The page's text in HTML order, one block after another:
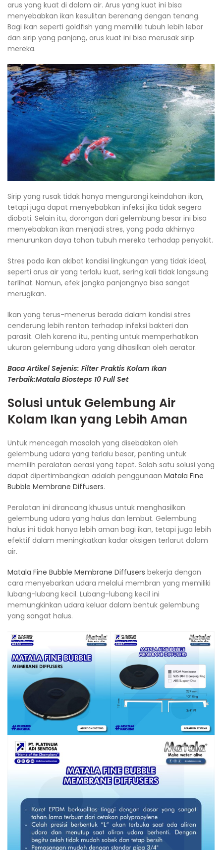
arus yang kuat di dalam air. Arus yang kuat ini bisa
menyebabkan ikan kesulitan berenang dengan tenang.
Bagi ikan seperti goldfish yang memiliki tubuh lebih lebar
dan sirip yang panjang, arus kuat ini bisa merusak sirip
mereka.
Sirip yang rusak tidak hanya mengurangi keindahan ikan,
tetapi juga dapat menyebabkan infeksi jika tidak segera
diobati. Selain itu, dorongan dari gelembung besar ini bisa
menyebabkan ikan menjadi stres, yang pada akhirnya
menurunkan daya tahan tubuh mereka terhadap penyakit.
Stres pada ikan akibat kondisi lingkungan yang tidak ideal,
seperti arus air yang terlalu kuat, sering kali tidak langsung
terlihat. Namun, efek jangka panjangnya bisa sangat
merugikan.
Ikan yang terus-menerus berada dalam kondisi stres
cenderung lebih rentan terhadap infeksi bakteri dan
parasit. Oleh karena itu, penting untuk memperhatikan
ukuran gelembung udara yang dihasilkan oleh aerator.
Baca Artikel Sejenis: Filter Praktis Kolam Ikan
Terbaik:Matala Biosteps 10 Full Set
Solusi untuk Gelembung Air
Kolam Ikan yang Lebih Aman
Untuk mencegah masalah yang disebabkan oleh
gelembung udara yang terlalu besar, penting untuk
memilih peralatan aerasi yang tepat. Salah satu solusi yang
dapat dipertimbangkan adalah penggunaan Matala Fine
Bubble Membrane Diffusers.
Peralatan ini dirancang khusus untuk menghasilkan
gelembung udara yang halus dan lembut. Gelembung
halus ini tidak hanya lebih aman bagi ikan, tetapi juga lebih
efektif dalam meningkatkan kadar oksigen terlarut dalam
air.
Matala Fine Bubble Membrane Diffusers bekerja dengan
cara menyebarkan udara melalui membran yang memiliki
lubang-lubang kecil. Lubang-lubang kecil ini
memungkinkan udara keluar dalam bentuk gelembung
yang sangat halus.